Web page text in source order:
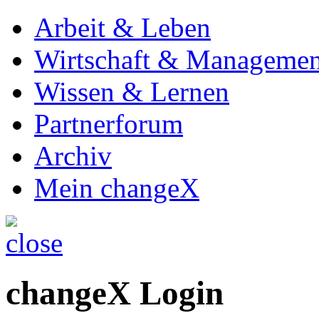
Arbeit & Leben
Wirtschaft &
Wissen & Lernen
Partnerforum
Archiv
Mein changeX
changeX Login